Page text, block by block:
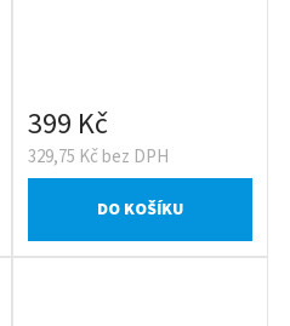
329,75 Kč bez DPH
399 Kč
DO KOŠÍKU